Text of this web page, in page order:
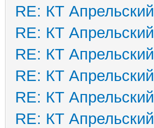
RE: КТ Апрельский
RE: КТ Апрельский
RE: КТ Апрельский
RE: КТ Апрельский
RE: КТ Апрельский
RE: КТ Апрельский